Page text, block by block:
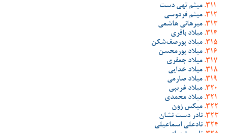
میثم تهی دست
میثم فردوسی
میرهانی هاشمی
میلاد باقری
میلاد پورصف‌شکن
میلاد پورمحسن
میلاد جعفری
میلاد خدایی
میلاد صارمی
میلاد غریبی
میلاد محمدی
میکس زون
نادر دست نشان
نادعلی اسماعیلی